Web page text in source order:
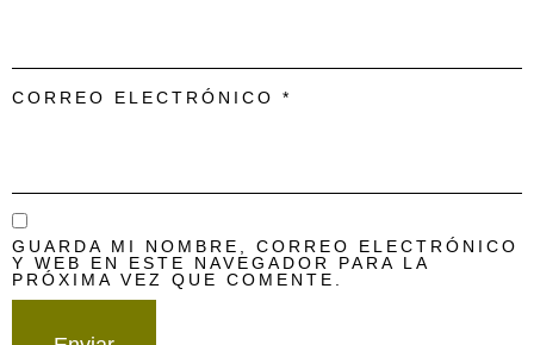
CORREO ELECTRÓNICO *
GUARDA MI NOMBRE, CORREO ELECTRÓNICO
Y WEB EN ESTE NAVEGADOR PARA LA
PRÓXIMA VEZ QUE COMENTE.